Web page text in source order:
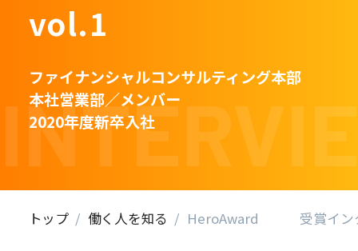
vol.1
ファイナンシャルコンサルティング本部
本社営業部／メンバー
2020年度新卒入社
トップ 働く人を知る HeroAward 受賞